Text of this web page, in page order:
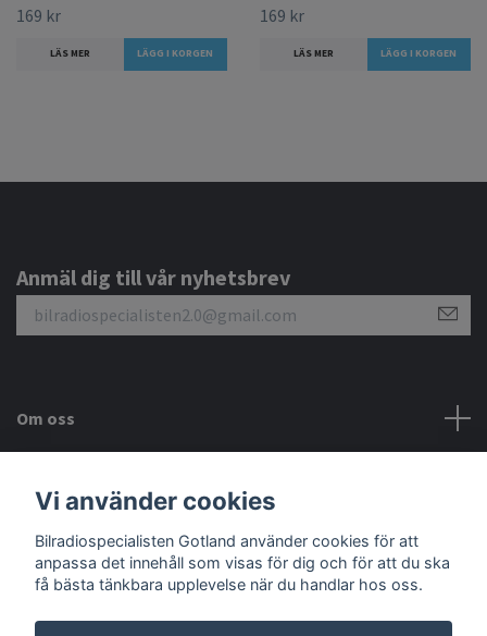
169 kr
LÄS MER
169 kr
LÄS MER
Anmäl dig till vår nyhetsbrev
Om oss
Sociala medier
Vi använder cookies
Bilradiospecialisten Gotland använder cookies för att
anpassa det innehåll som visas för dig och för att du ska
få bästa tänkbara upplevelse när du handlar hos oss.